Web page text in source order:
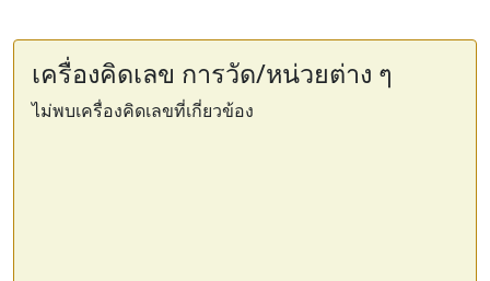
เครื่องคิดเลข การวัด/หน่วยต่าง ๆ
ไม่พบเครื่องคิดเลขที่เกี่ยวข้อง